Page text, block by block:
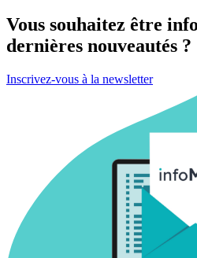
Vous souhaitez être
dernières nouveautés ?
Inscrivez-vous à la newsletter